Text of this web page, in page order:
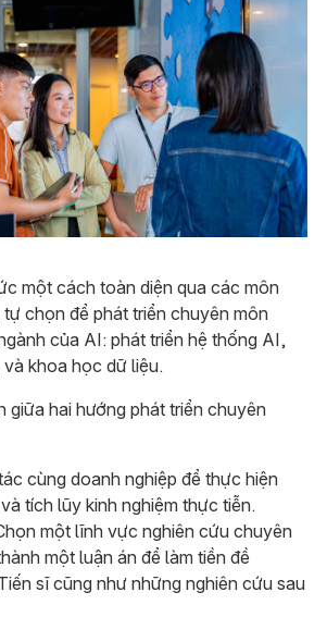
một cách toàn diện qua các môn
chọn để phát triển chuyên môn
của AI: phát triển hệ thống AI,
khoa học dữ liệu.
giữa hai hướng phát triển chuyên
cùng doanh nghiệp để thực hiện
tích lũy kinh nghiệm thực tiễn.
một lĩnh vực nghiên cứu chuyên
một luận án để làm tiền đề
sĩ cũng như những nghiên cứu sau